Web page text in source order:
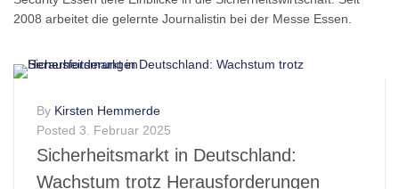
2008 arbeitet die gelernte Journalistin bei der Messe Essen.
By Kirsten Hemmerde
Posted 3. Februar 2025
Sicherheitsmarkt in Deutschland:
Wachstum trotz Herausforderungen